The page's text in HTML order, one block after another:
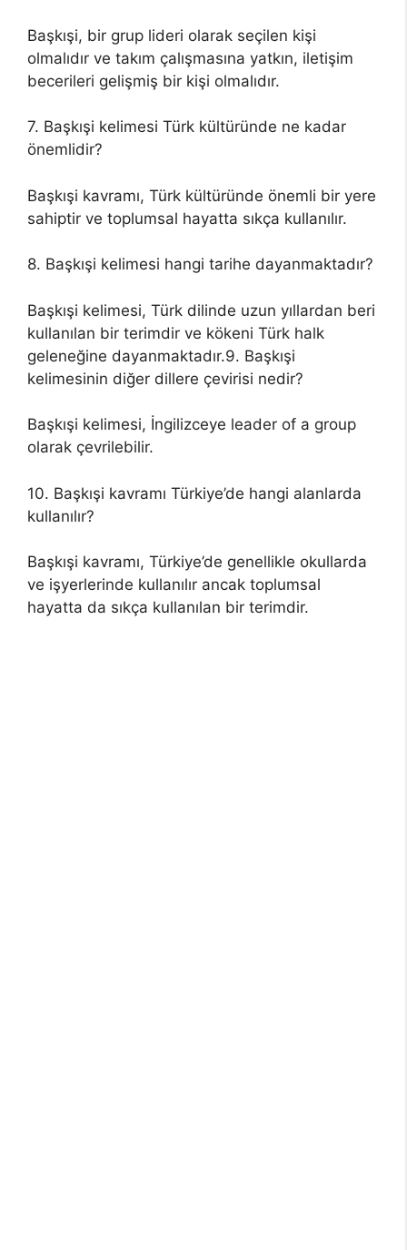
Başkışi, bir grup lideri olarak seçilen kişi
olmalıdır ve takım çalışmasına yatkın, iletişim
becerileri gelişmiş bir kişi olmalıdır.
7. Başkışi kelimesi Türk kültüründe ne kadar
önemlidir?
Başkışi kavramı, Türk kültüründe önemli bir yere
sahiptir ve toplumsal hayatta sıkça kullanılır.
8. Başkışi kelimesi hangi tarihe dayanmaktadır?
Başkışi kelimesi, Türk dilinde uzun yıllardan beri
kullanılan bir terimdir ve kökeni Türk halk
geleneğine dayanmaktadır.9. Başkışi
kelimesinin diğer dillere çevirisi nedir?
Başkışi kelimesi, İngilizceye leader of a group
olarak çevrilebilir.
10. Başkışi kavramı Türkiye’de hangi alanlarda
kullanılır?
Başkışi kavramı, Türkiye’de genellikle okullarda
ve işyerlerinde kullanılır ancak toplumsal
hayatta da sıkça kullanılan bir terimdir.